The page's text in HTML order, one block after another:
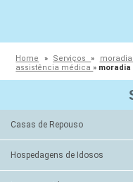
Home » Serviços»
assistência médica» moradia
Casas de Repouso
Hospedagens de Idosos